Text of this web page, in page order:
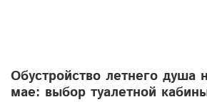
Обустройство летнего душа
мае: выбор туалетной